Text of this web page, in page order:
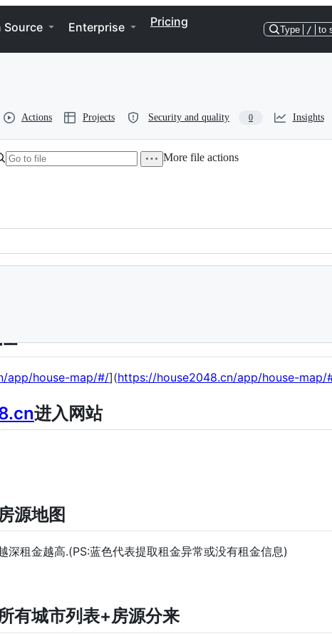
Source Enterprise Pricing
Type / to
Actions Projects Security and quality 0 Insights
More file actions
app/house-map/#/](https://house2048.cn/app/house-map/
进入网站
源地图
深租金越高.(PS:蓝色代表提取租金异常或没有租金信息)
有城市列表+房源分来